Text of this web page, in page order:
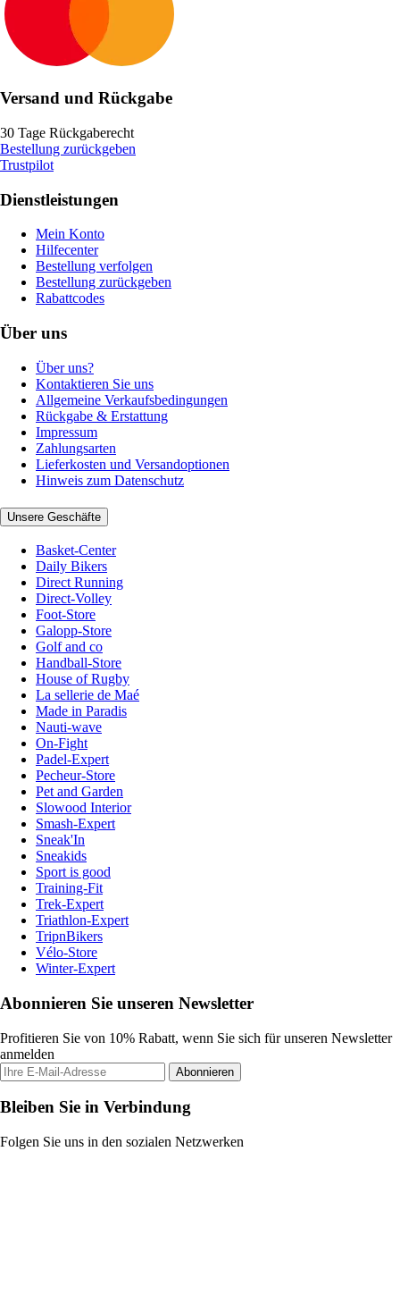
Versand und Rückgabe
30 Tage Rückgaberecht
Bestellung zurückgeben
Trustpilot
Dienstleistungen
Mein Konto
Hilfecenter
Bestellung verfolgen
Bestellung zurückgeben
Rabattcodes
Über uns
Über uns?
Kontaktieren Sie uns
Allgemeine Verkaufsbedingungen
Rückgabe & Erstattung
Impressum
Zahlungsarten
Lieferkosten und Versandoptionen
Hinweis zum Datenschutz
Unsere Geschäfte
Basket-Center
Daily Bikers
Direct Running
Direct-Volley
Foot-Store
Galopp-Store
Golf and co
Handball-Store
House of Rugby
La sellerie de Maé
Made in Paradis
Nauti-wave
On-Fight
Padel-Expert
Pecheur-Store
Pet and Garden
Slowood Interior
Smash-Expert
Sneak'In
Sneakids
Sport is good
Training-Fit
Trek-Expert
Triathlon-Expert
TripnBikers
Vélo-Store
Winter-Expert
Abonnieren Sie unseren Newsletter
Profitieren Sie von 10% Rabatt, wenn Sie sich für unseren Newsletter
anmelden
Abonnieren
Bleiben Sie in Verbindung
Folgen Sie uns in den sozialen Netzwerken